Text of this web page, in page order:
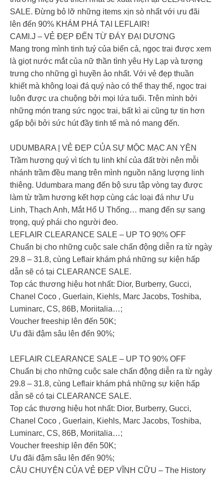
SALE. Đừng bỏ lỡ những items xịn sò nhất với ưu đãi
lên đến 90% KHÁM PHÁ TẠI LEFLAIR!
CAMI.J – VẺ ĐẸP ĐẾN TỪ ĐÁY ĐẠI DƯƠNG
Mang trong mình tinh tuý của biển cả, ngọc trai được xem
là giọt nước mắt của nữ thần tình yêu Hy Lạp và tượng
trưng cho những gì huyền ảo nhất. Với vẻ đẹp thuần
khiết mà không loại đá quý nào có thể thay thế, ngọc trai
luôn được ưa chuộng bởi mọi lứa tuổi. Trên mình bởi
những món trang sức ngọc trai, bất kì ai cũng tự tin hơn
gấp bội bởi sức hút đầy tinh tế mà nó mang đến.
UDUMBARA | VẺ ĐẸP CỦA SỰ MỘC MẠC AN YÊN
Trầm hương quý vì tích tụ linh khí của đất trời nên mỗi
nhánh trầm đều mang trên mình nguồn năng lượng linh
thiêng. Udumbara mang đến bộ sưu tập vòng tay được
làm từ trầm hương kết hợp cùng các loại đá như Ưu
Linh, Thạch Anh, Mắt Hổ U Thống… mang đến sự sang
trọng, quý phái cho người đeo.
LEFLAIR CLEARANCE SALE – UP TO 90% OFF
Chuẩn bị cho những cuộc sale chấn động diễn ra từ ngày
29.8 – 31.8, cùng Leflair khám phá những sự kiện hấp
dẫn sẽ có tại CLEARANCE SALE.
Top các thương hiệu hot nhất: Dior, Burberry, Gucci,
Chanel Coco , Guerlain, Kiehls, Marc Jacobs, Toshiba,
Luminarc, CS, 86B, Moriitalia…;
Voucher freeship lên đến 50K;
Ưu đãi đậm sâu lên đến 90%;
LEFLAIR CLEARANCE SALE – UP TO 90% OFF
Chuẩn bị cho những cuộc sale chấn động diễn ra từ ngày
29.8 – 31.8, cùng Leflair khám phá những sự kiện hấp
dẫn sẽ có tại CLEARANCE SALE.
Top các thương hiệu hot nhất: Dior, Burberry, Gucci,
Chanel Coco , Guerlain, Kiehls, Marc Jacobs, Toshiba,
Luminarc, CS, 86B, Moriitalia…;
Voucher freeship lên đến 50K;
Ưu đãi đậm sâu lên đến 90%;
CÂU CHUYỆN CỦA VẺ ĐẸP VĨNH CỮU – The History